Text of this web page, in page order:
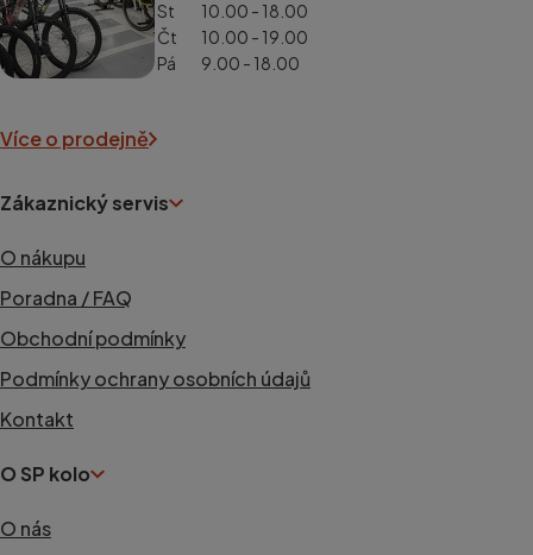
St
10.00 - 18.00
Čt
10.00 - 19.00
Pá
9.00 - 18.00
Více o prodejně
Zákaznický servis
O nákupu
Poradna / FAQ
Obchodní podmínky
Podmínky ochrany osobních údajů
Kontakt
O SP kolo
O nás